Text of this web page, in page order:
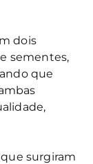
dois
sementes,
que
surgiram